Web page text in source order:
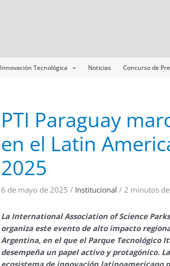
Innovación Tecnológica Noticias Concurso de
PTI Paraguay
en el Latin
2025
6 de mayo de 2025 / Institucional / 2 minutos
La International Association of Science
organiza este evento de alto impacto
Argentina, en el que el Parque Tecnológico
desempeña un papel activo y protagónico.
ecosistema de innovación latinoamericano